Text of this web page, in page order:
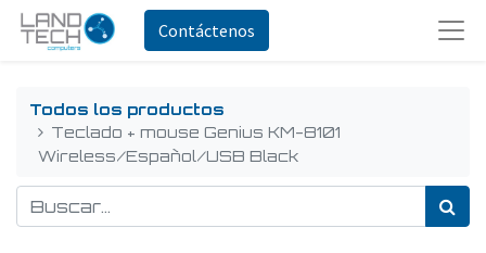
Contáctenos
Todos los productos
Teclado + mouse Genius KM-8101
Wireless/Español/USB Black